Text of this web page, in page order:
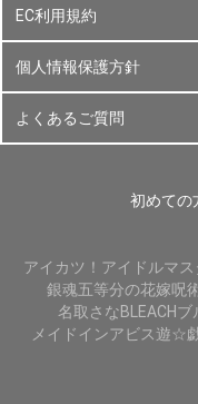
EC利用規約
個人情報保護方針
よくあるご質問
初めての
アイカツ！ アイドルマス
銀魂五等分の花嫁呪
名取さなBLEACHブ
メイドインアビス遊☆